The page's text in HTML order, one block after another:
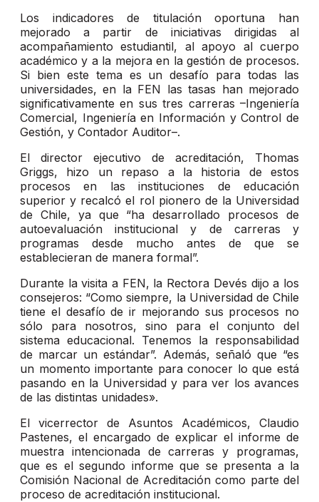
Los indicadores de titulación oportuna han
mejorado a partir de iniciativas dirigidas al
acompañamiento estudiantil, al apoyo al cuerpo
académico y a la mejora en la gestión de procesos.
Si bien este tema es un desafío para todas las
universidades, en la FEN las tasas han mejorado
significativamente en sus tres carreras –Ingeniería
Comercial, Ingeniería en Información y Control de
Gestión, y Contador Auditor–.
El director ejecutivo de acreditación, Thomas
Griggs, hizo un repaso a la historia de estos
procesos en las instituciones de educación
superior y recalcó el rol pionero de la Universidad
de Chile, ya que “ha desarrollado procesos de
autoevaluación institucional y de carreras y
programas desde mucho antes de que se
establecieran de manera formal”.
Durante la visita a FEN, la Rectora Devés dijo a los
consejeros: “Como siempre, la Universidad de Chile
tiene el desafío de ir mejorando sus procesos no
sólo para nosotros, sino para el conjunto del
sistema educacional. Tenemos la responsabilidad
de marcar un estándar”. Además, señaló que “es
un momento importante para conocer lo que está
pasando en la Universidad y para ver los avances
de las distintas unidades».
El vicerrector de Asuntos Académicos, Claudio
Pastenes, el encargado de explicar el informe de
muestra intencionada de carreras y programas,
que es el segundo informe que se presenta a la
Comisión Nacional de Acreditación como parte del
proceso de acreditación institucional.